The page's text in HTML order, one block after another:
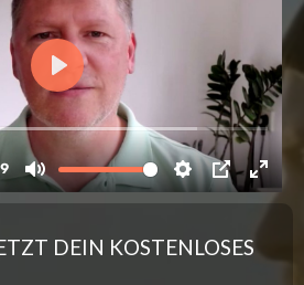
DEIN KOSTENLOSES